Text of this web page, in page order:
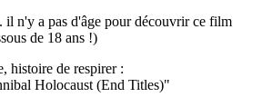
il n'y a pas d'âge pour découvrir ce film
de 18 ans !)
histoire de respirer :
Holocaust (End Titles)"